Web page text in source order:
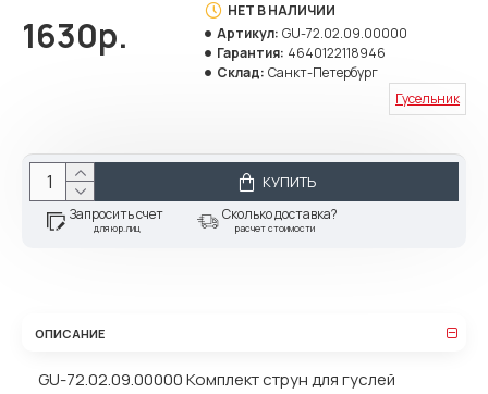
1630р.
НЕТ В НАЛИЧИИ
Артикул: GU-72.02.09.00000
Гарантия: 4640122118946
Склад: Санкт-Петербург
Гусельник
КУПИТЬ
Запросить счет
для юр.лиц
Сколько доставка?
расчет стоимости
ОПИСАНИЕ
GU-72.02.09.00000 Комплект струн для гуслей